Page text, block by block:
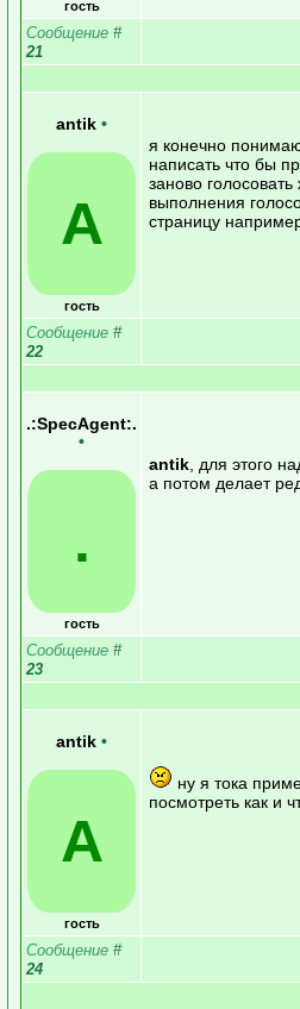
гость
Сообщение #
21
antik •
A
гость
я конечно
написать что бы
заново
выполнения
страницу
Сообщение #
22
.:SpecAgent:.
•
.
гость
antik , для этого
а потом делает
Сообщение #
23
antik •
A
гость
ну я тока
посмотреть как и
Сообщение #
24